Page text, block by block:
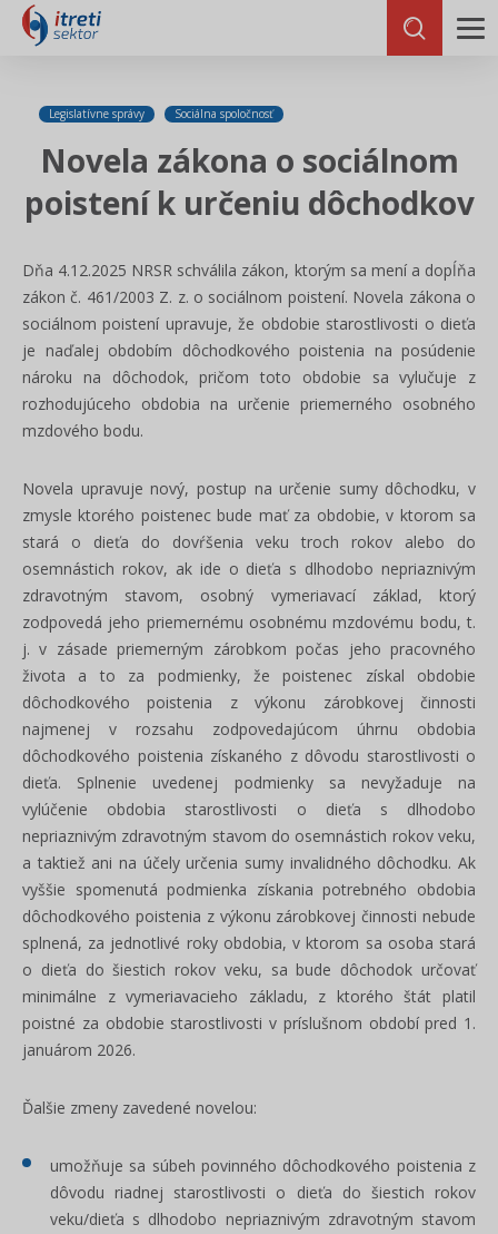
Legislatívne správy Sociálna spoločnosť
Novela zákona o sociálnom
poistení k určeniu dôchodkov
Dňa 4.12.2025 NRSR schválila zákon, ktorým sa mení a dopĺňa
zákon č. 461/2003 Z. z. o sociálnom poistení. Novela zákona o
sociálnom poistení upravuje, že obdobie starostlivosti o dieťa
je naďalej obdobím dôchodkového poistenia na posúdenie
nároku na dôchodok, pričom toto obdobie sa vylučuje z
rozhodujúceho obdobia na určenie priemerného osobného
mzdového bodu.
Novela upravuje nový, postup na určenie sumy dôchodku, v
zmysle ktorého poistenec bude mať za obdobie, v ktorom sa
stará o dieťa do dovŕšenia veku troch rokov alebo do
osemnástich rokov, ak ide o dieťa s dlhodobo nepriaznivým
zdravotným stavom, osobný vymeriavací základ, ktorý
zodpovedá jeho priemernému osobnému mzdovému bodu, t.
j. v zásade priemerným zárobkom počas jeho pracovného
života a to za podmienky, že poistenec získal obdobie
dôchodkového poistenia z výkonu zárobkovej činnosti
najmenej v rozsahu zodpovedajúcom úhrnu obdobia
dôchodkového poistenia získaného z dôvodu starostlivosti o
dieťa. Splnenie uvedenej podmienky sa nevyžaduje na
vylúčenie obdobia starostlivosti o dieťa s dlhodobo
nepriaznivým zdravotným stavom do osemnástich rokov veku,
a taktiež ani na účely určenia sumy invalidného dôchodku. Ak
vyššie spomenutá podmienka získania potrebného obdobia
dôchodkového poistenia z výkonu zárobkovej činnosti nebude
splnená, za jednotlivé roky obdobia, v ktorom sa osoba stará
o dieťa do šiestich rokov veku, sa bude dôchodok určovať
minimálne z vymeriavacieho základu, z ktorého štát platil
poistné za obdobie starostlivosti v príslušnom období pred 1.
januárom 2026.
Ďalšie zmeny zavedené novelou:
umožňuje sa súbeh povinného dôchodkového poistenia z
dôvodu riadnej starostlivosti o dieťa do šiestich rokov
veku/dieťa s dlhodobo nepriaznivým zdravotným stavom